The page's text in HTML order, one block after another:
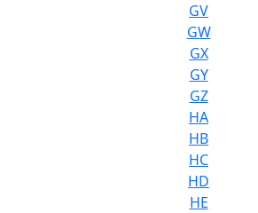
GV
GW
GX
GY
GZ
HA
HB
HC
HD
HE